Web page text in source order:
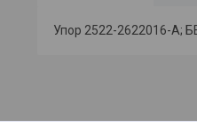
Упор 2522-2622016-А;